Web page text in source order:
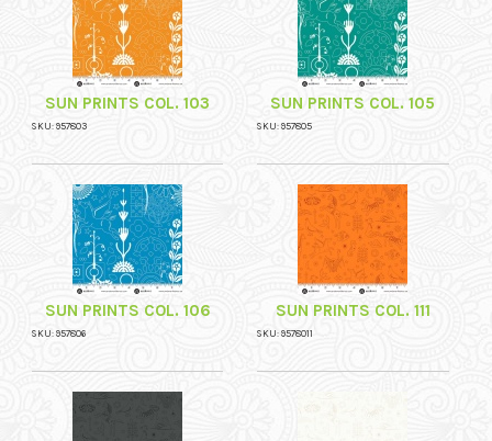
SUN PRINTS COL. 103
SKU: 957803
SUN PRINTS COL. 105
SKU: 957805
SUN PRINTS COL. 106
SKU: 957806
SUN PRINTS COL. 111
SKU: 9578011